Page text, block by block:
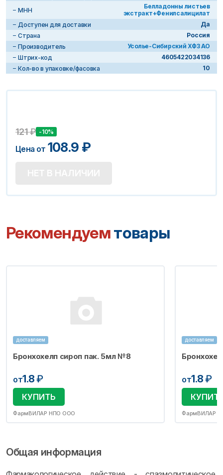
МНН
Белладонны листьев
экстракт+Фенилсалицилат
Доступен для доставки
Да
Страна
Россия
Производитель
Усолье-Сибирский ХФЗ АО
Штрих-код
4605422034136
Кол-во в упаковке/фасовка
10
121₽ -10%
Цена от 108.9 ₽
Рекомендуемтовары
доставляем
Бронхохелп сироп пак. 5мл №8
от1.8₽
КУПИТЬ
ФармВИЛАР НПО ООО
доставляем
от1.8₽
ФармВИЛАР
Общая информация